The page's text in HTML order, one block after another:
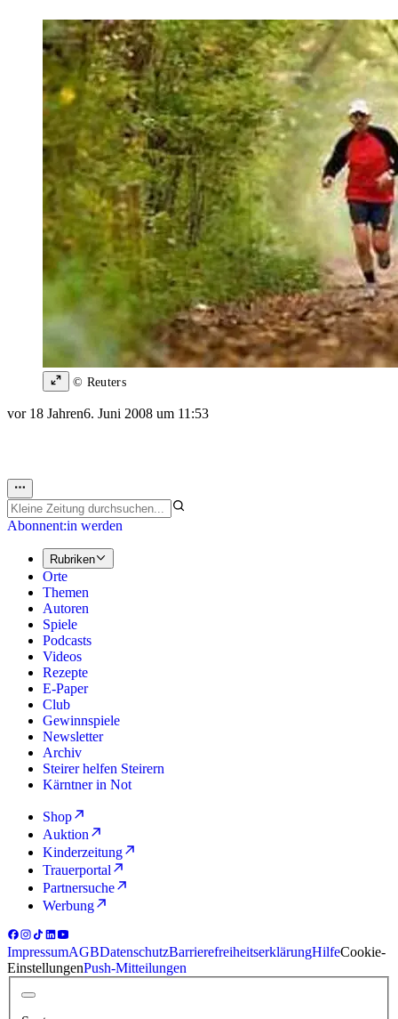
© Reuters
vor 18 Jahren6. Juni 2008 um 11:53
Abonnent:in werden
Rubriken
Orte
Themen
Autoren
Spiele
Podcasts
Videos
Rezepte
E-Paper
Club
Gewinnspiele
Newsletter
Archiv
Steirer helfen Steirern
Kärntner in Not
Shop
Auktion
Kinderzeitung
Trauerportal
Partnersuche
Werbung
ImpressumAGBDatenschutzBarrierefreiheitserklärungHilfeCookie-
EinstellungenPush-Mitteilungen